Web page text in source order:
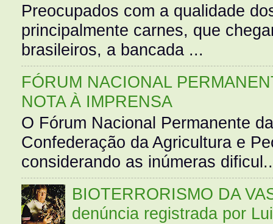
Preocupados com a qualidade
principalmente carnes, que
brasileiros, a bancada ...
FÓRUM NACIONAL
NOTA À IMPRENSA
O Fórum Nacional Permanente
Confederação da Agricultura e
considerando as inúmeras
BIOTERRORISMO DA
denúncia registrada por